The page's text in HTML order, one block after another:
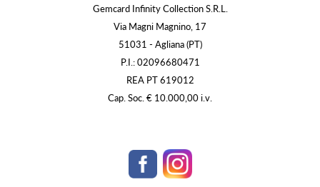
Gemcard Infinity Collection S.R.L.
Via Magni Magnino, 17
51031 - Agliana (PT)
P.I.: 02096680471
REA PT 619012
Cap. Soc. € 10.000,00 i.v.